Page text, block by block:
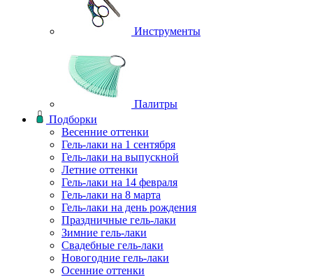
Инструменты
Палитры
Подборки
Весенние оттенки
Гель-лаки на 1 сентября
Гель-лаки на выпускной
Летние оттенки
Гель-лаки на 14 февраля
Гель-лаки на 8 марта
Гель-лаки на день рождения
Праздничные гель-лаки
Зимние гель-лаки
Свадебные гель-лаки
Новогодние гель-лаки
Осенние оттенки